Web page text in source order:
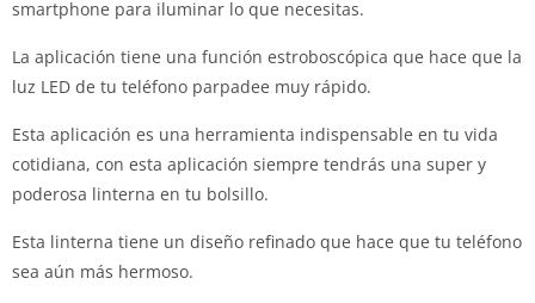
smartphone para iluminar lo que necesitas.
La aplicación tiene una función estroboscópica que hace que la
luz LED de tu teléfono parpadee muy rápido.
Esta aplicación es una herramienta indispensable en tu vida
cotidiana, con esta aplicación siempre tendrás una super y
poderosa linterna en tu bolsillo.
Esta linterna tiene un diseño refinado que hace que tu teléfono
sea aún más hermoso.